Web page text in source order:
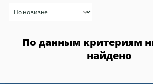
По данным критериям
найдено